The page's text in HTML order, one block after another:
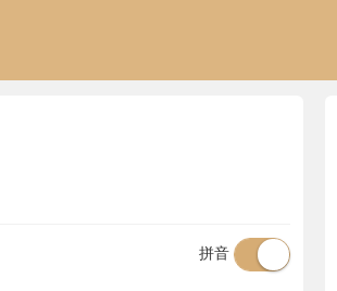
拼音